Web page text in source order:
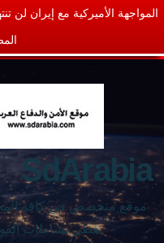
المواجهة الأميركية مع إيران لن
SdArabia
موقع متخصص في كافة
يغطي نشاطات